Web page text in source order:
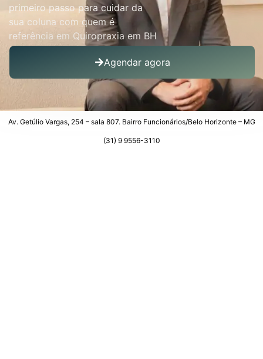
primeiro passo para cuidar da
sua coluna com quem é
referência em Quiropraxia em BH
Agendar agora
Av. Getúlio Vargas, 254 – sala 807. Bairro Funcionários/Belo Horizonte – MG
(31) 9 9556-3110